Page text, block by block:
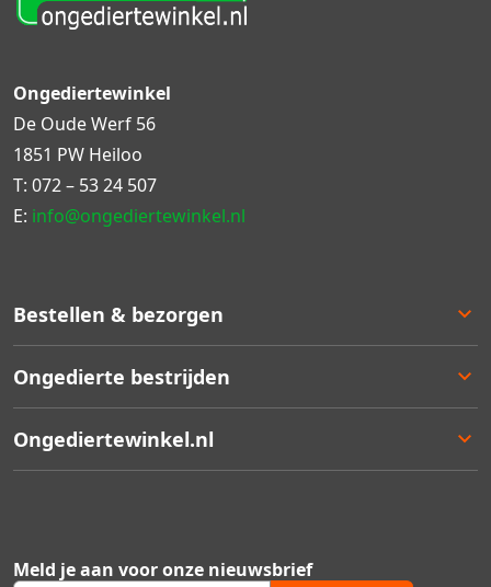
Meld je aan voor onze nieuwsbrief
Bestellen & bezorgen
Bestellen
Bezorgen
Ongedierte bestrijden
Ongedierte keuzelulp
Ongediertewinkel.nl
Ongediertewinkel
De Oude Werf 56
1851 PW Heiloo
T: 072 – 53 24 507
E: info@ongediertewinkel.nl